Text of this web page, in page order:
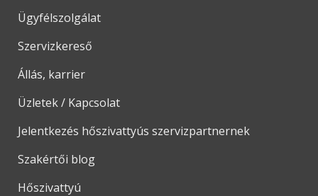
Ügyfélszolgálat
Szervizkereső
Állás, karrier
Üzletek / Kapcsolat
Jelentkezés hőszivattyús szervizpartnernek
Szakértői blog
Hőszivattyú